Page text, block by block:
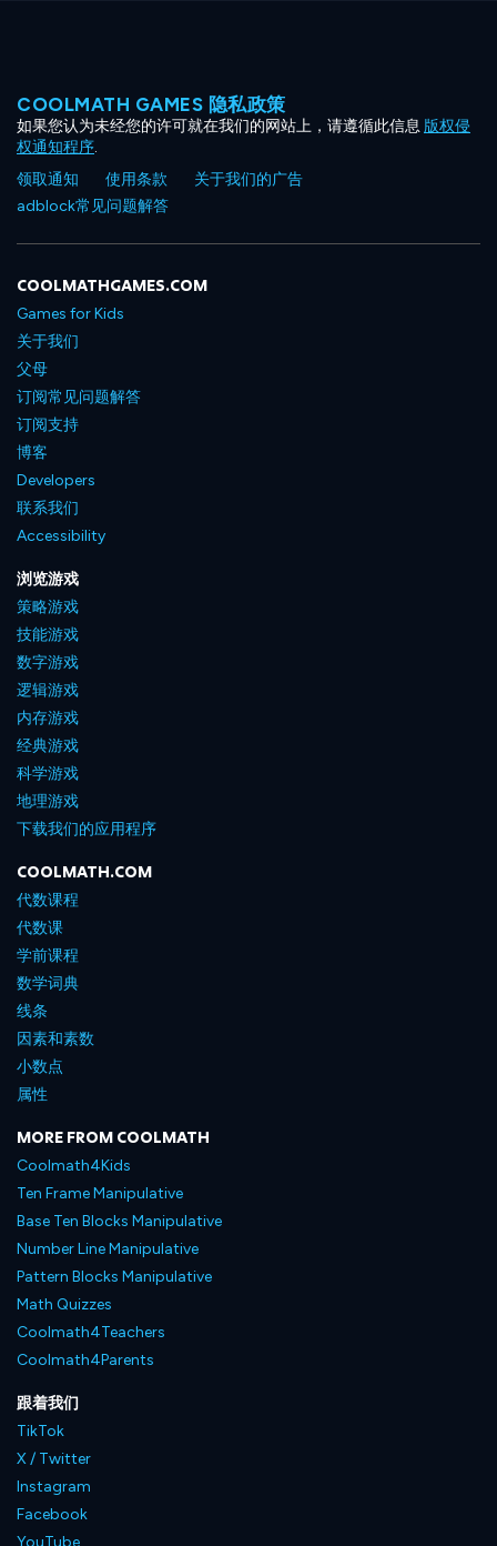
COOLMATH GAMES 隐私政策
如果您认为未经您的许可就在我们的网站上，请遵循此信息版权侵
权通知程序.
领取通知
使用条款
关于我们的广告
adblock常见问题解答
COOLMATHGAMES.COM
Games for Kids
关于我们
父母
订阅常见问题解答
订阅支持
博客
Developers
联系我们
Accessibility
浏览游戏
策略游戏
技能游戏
数字游戏
逻辑游戏
内存游戏
经典游戏
科学游戏
地理游戏
下载我们的应用程序
COOLMATH.COM
代数课程
代数课
学前课程
数学词典
线条
因素和素数
小数点
属性
MORE FROM COOLMATH
Coolmath4Kids
Ten Frame Manipulative
Base Ten Blocks Manipulative
Number Line Manipulative
Pattern Blocks Manipulative
Math Quizzes
Coolmath4Teachers
Coolmath4Parents
跟着我们
TikTok
X / Twitter
Instagram
Facebook